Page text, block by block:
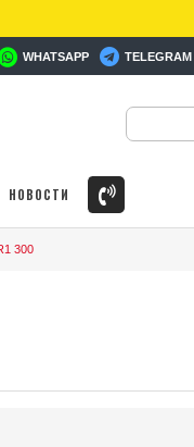
WHATSAPP TELEGRAM
НОВОСТИ
300